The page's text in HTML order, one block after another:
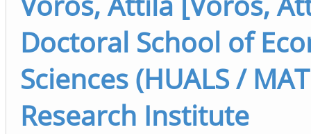
Doctoral School of
Sciences (HUALS /
Research Institute